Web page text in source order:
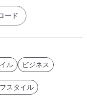
ード
ル ビジネス
スタイル